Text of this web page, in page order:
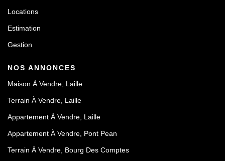
Locations
Estimation
Gestion
NOS ANNONCES
Maison À Vendre, Laille
Terrain À Vendre, Laille
Appartement À Vendre, Laille
Appartement À Vendre, Pont Pean
Terrain À Vendre, Bourg Des Comptes